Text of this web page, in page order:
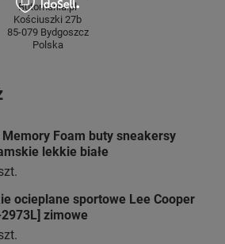
Butomania.pl
Kościuszki 27b
85-079 Bydgoszcz
Polska
Memory Foam buty sneakersy
lekkie białe
ocieplane sportowe Lee Cooper
zimowe